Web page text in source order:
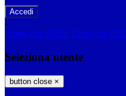
-
Entra con SPID Entra con CIE
Seleziona utente
button close ×